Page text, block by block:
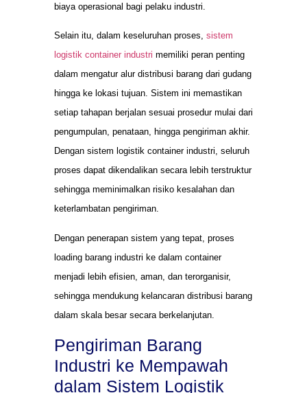
biaya operasional bagi pelaku industri.
Selain itu, dalam keseluruhan proses, sistem
logistik container industri memiliki peran penting
dalam mengatur alur distribusi barang dari gudang
hingga ke lokasi tujuan. Sistem ini memastikan
setiap tahapan berjalan sesuai prosedur mulai dari
pengumpulan, penataan, hingga pengiriman akhir.
Dengan sistem logistik container industri, seluruh
proses dapat dikendalikan secara lebih terstruktur
sehingga meminimalkan risiko kesalahan dan
keterlambatan pengiriman.
Dengan penerapan sistem yang tepat, proses
loading barang industri ke dalam container
menjadi lebih efisien, aman, dan terorganisir,
sehingga mendukung kelancaran distribusi barang
dalam skala besar secara berkelanjutan.
Pengiriman Barang
Industri ke Mempawah
dalam Sistem Logistik